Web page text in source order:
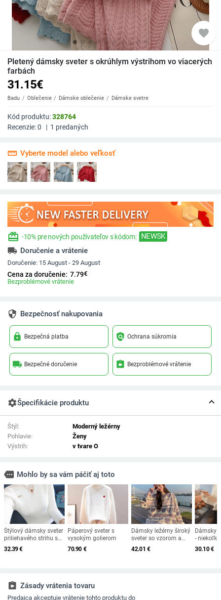
favorite
Pletený dámsky sveter s okrúhlym výstrihom vo viacerých
farbách
31.15€
Badu Oblečenie Dámske oblečenie Dámske svetre
Kód produktu:328764
Recenzie:0 | 1 predaných
straighten Vyberte model alebo veľkosť
redeem -10% pre nových používateľov s kódom: NEWSK
local_shipping Doručenie a vrátenie
Doručenie: 15 August - 29 August
Cena za doručenie: 7.79€
Bezproblémové vrátenie
security Bezpečnosť nakupovania
lock Bezpečná platba policy Ochrana súkromia
local_shipping Bezpečné doručenie assignment_return Bezproblémové vrátenie
settingsŠpecifikácie produktu
Štýl:
Moderný ležérny
Pohlavie:
Ženy
Výstrih:
v tvare O
more Mohlo by sa vám páčiť aj toto
Štýlový dámsky sveter
priliehavého strihu s
vysokým golierom
32.39€
Páperový sveter s
vysokým golierom
70.90 €
Dámsky ležérny široký
sveter so vzorom a
oválnym výstrihom
42.01 €
Dámsky
-
30.10€
assignment_return Zásady vrátenia tovaru
Predajca akceptuje vrátenie tohto produktu do